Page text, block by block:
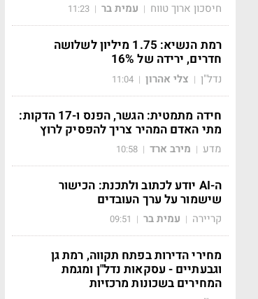
חיסכון ארוך טווח | עמית בר |
11:23
רמת הנשיא: 1.75 מיליון לשלושה
חדרים, ירידה של 16%
נדל"ן | צלי אהרון |
11:04
חידה מתמטית: הגשר, הפנס ו-17 הדקות:
מתי האדם המהיר צריך להפסיק לרוץ
מדע | מירב ארד |
10:58
ה-AI יודע לכתוב ולתכנת: הכישור
שישמור על ערך העובדים
קריירה | עמית בר |
09:51
מחירי הדירות בפתח תקווה, רמת גן
וגבעתיים - עסקאות נדל"ן ומגמת
המחירים בשכונות מרכזיות